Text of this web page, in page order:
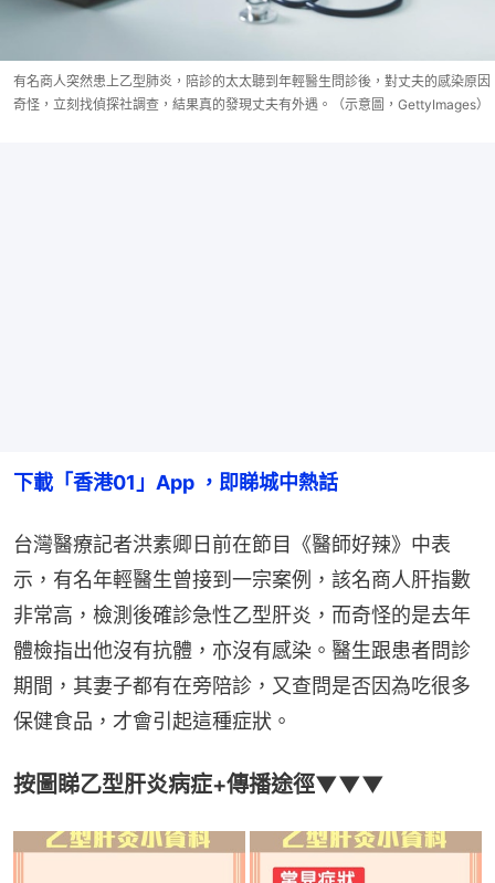
有名商人突然患上乙型肺炎，陪診的太太聽到年輕醫生問診後，對丈夫的感染原因
奇怪，立刻找偵探社調查，結果真的發現丈夫有外遇。（示意圖，GettyImages）
下載「香港01」App ，即睇城中熱話
台灣醫療記者洪素卿日前在節目《醫師好辣》中表
示，有名年輕醫生曾接到一宗案例，該名商人肝指數
非常高，檢測後確診急性乙型肝炎，而奇怪的是去年
體檢指出他沒有抗體，亦沒有感染。醫生跟患者問診
期間，其妻子都有在旁陪診，又查問是否因為吃很多
保健食品，才會引起這種症狀。
按圖睇乙型肝炎病症+傳播途徑▼▼▼